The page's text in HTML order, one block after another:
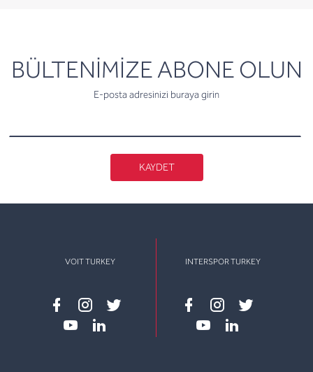
BÜLTENİMİZE ABONE OLUN
E-posta adresinizi buraya girin
newsletter
KAYDET
VOIT TURKEY
Facebook
instagram
twitter
INTERSPOR TURKEY
Facebook
instagram
twitter